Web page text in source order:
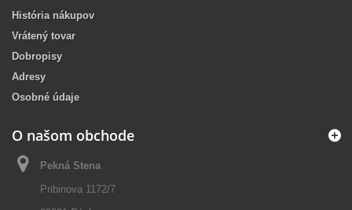
História nákupov
Vrátený tovar
Dobropisy
Adresy
Osobné údaje
O našom obchode
Pekná Stena
Pribinova 1172/7